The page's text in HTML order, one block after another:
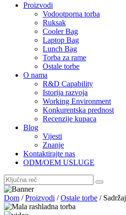
Proizvodi
Vodootporna torba
Ruksak
Cooler Bag
Laptop Bag
Lunch Bag
Torba za rame
Ostale torbe
O nama
R&D Capability
Istorija razvoja
Working Environment
Konkurentska prednost
Recenzije kupaca
Blog
Vijesti
Znanje
Kontaktirajte nas
ODM/OEM USLUGE
Dom /Proizvodi /Ostale torbe / Sadržaj